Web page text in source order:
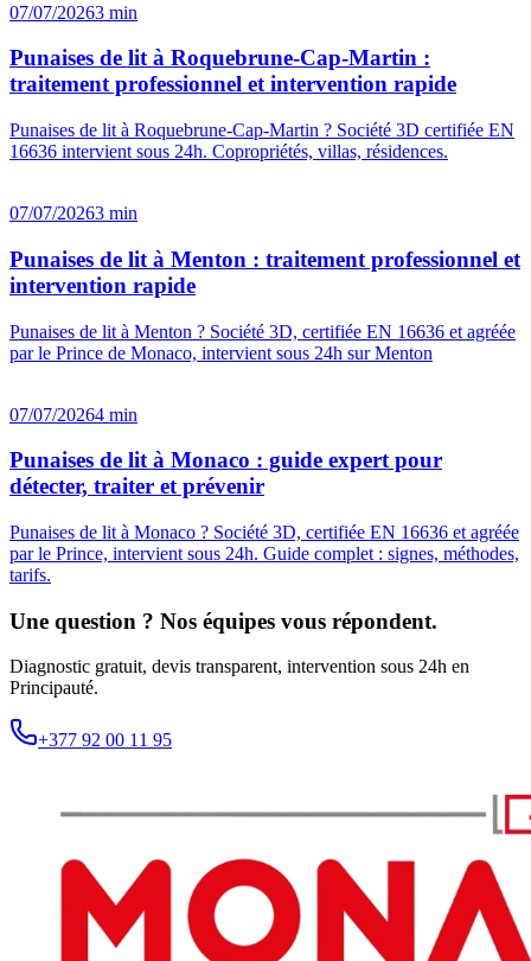
07/07/20263 min
Punaises de lit à Roquebrune-Cap-Martin :
traitement professionnel et intervention rapide
Punaises de lit à Roquebrune-Cap-Martin ? Société 3D certifiée EN
16636 intervient sous 24h. Copropriétés, villas, résidences.
07/07/20263 min
Punaises de lit à Menton : traitement professionnel et
intervention rapide
Punaises de lit à Menton ? Société 3D, certifiée EN 16636 et agréée
par le Prince de Monaco, intervient sous 24h sur Menton
07/07/20264 min
Punaises de lit à Monaco : guide expert pour
détecter, traiter et prévenir
Punaises de lit à Monaco ? Société 3D, certifiée EN 16636 et agréée
par le Prince, intervient sous 24h. Guide complet : signes, méthodes,
tarifs.
Une question ? Nos équipes vous répondent.
Diagnostic gratuit, devis transparent, intervention sous 24h en
Principauté.
+377 92 00 11 95